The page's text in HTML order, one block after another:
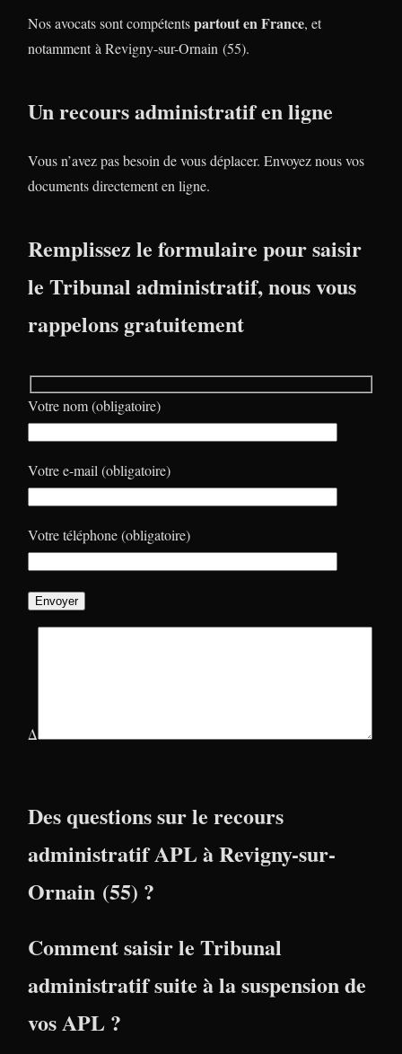
Nos avocats sont compétentspartout en France, et
notamment à Revigny-sur-Ornain (55).
Un recours administratif en ligne
Vous n’avez pas besoin de vous déplacer. Envoyez nous vos
documents directement en ligne.
Remplissez le formulaire pour saisir
le Tribunal administratif, nous vous
rappelons gratuitement
Votre nom (obligatoire)
Votre e-mail (obligatoire)
Votre téléphone (obligatoire)
Δ
Des questions sur le recours
administratif APL à Revigny-sur-
Ornain (55) ?
Comment saisir le Tribunal
administratif suite à la suspension de
vos APL ?